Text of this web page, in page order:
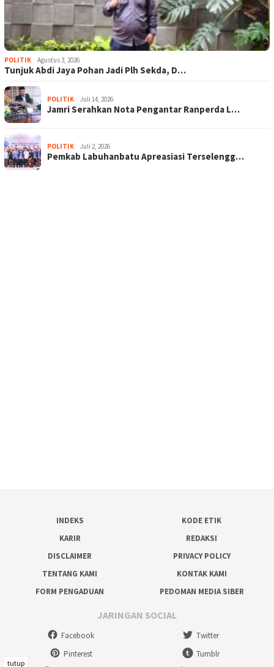
POLITIK Agustus 3, 2026
Tunjuk Abdi Jaya Pohan Jadi Plh Sekda, D…
POLITIK Juli 14, 2026
Jamri Serahkan Nota Pengantar Ranperda L…
POLITIK Juli 2, 2026
Pemkab Labuhanbatu Apreasiasi Terselengg…
INDEKS
KODE ETIK
KARIR
REDAKSI
DISCLAIMER
PRIVACY POLICY
TENTANG KAMI
KONTAK KAMI
FORM PENGADUAN
PEDOMAN MEDIA SIBER
JARINGAN SOCIAL
Facebook
Twitter
Pinterest
Tumblr
tutup